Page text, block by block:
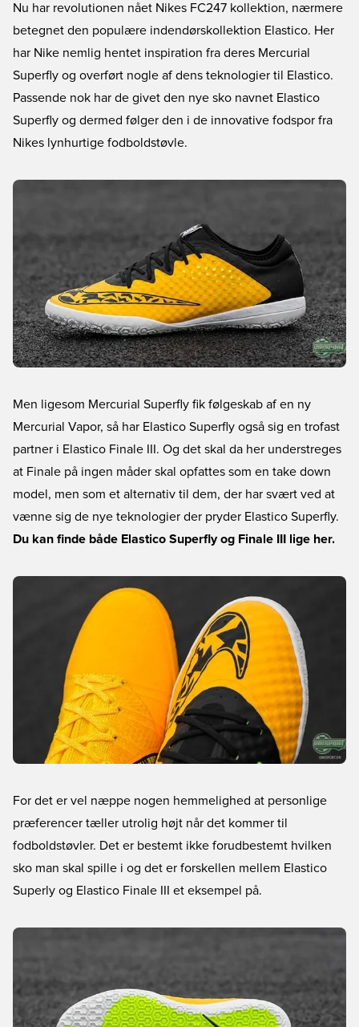
Nu har revolutionen nået Nikes FC247 kollektion, nærmere
betegnet den populære indendørskollektion Elastico. Her
har Nike nemlig hentet inspiration fra deres Mercurial
Superfly og overført nogle af dens teknologier til Elastico.
Passende nok har de givet den nye sko navnet Elastico
Superfly og dermed følger den i de innovative fodspor fra
Nikes lynhurtige fodboldstøvle.
Men ligesom Mercurial Superfly fik følgeskab af en ny
Mercurial Vapor, så har Elastico Superfly også sig en trofast
partner i Elastico Finale III. Og det skal da her understreges
at Finale på ingen måder skal opfattes som en take down
model, men som et alternativ til dem, der har svært ved at
vænne sig de nye teknologier der pryder Elastico Superfly.
Du kan finde både Elastico Superfly og Finale III lige her.
For det er vel næppe nogen hemmelighed at personlige
præferencer tæller utrolig højt når det kommer til
fodboldstøvler. Det er bestemt ikke forudbestemt hvilken
sko man skal spille i og det er forskellen mellem Elastico
Superly og Elastico Finale III et eksempel på.